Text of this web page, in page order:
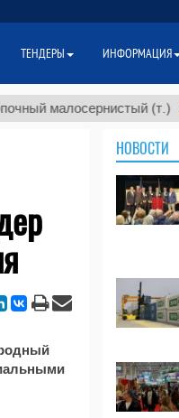
малосернистый (т.) $300
НОВОСТИ
ТЕНДЕРЫ ИНФОРМАЦИЯ